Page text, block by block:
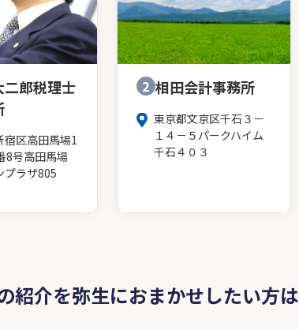
二郎税理士
宿区高田馬場1
8号高田馬場
プラザ805
2 相田会計事務所
東京都文京区千石３－
１４－５パークハイム
千石４０３
紹介を弥生におまかせしたい方